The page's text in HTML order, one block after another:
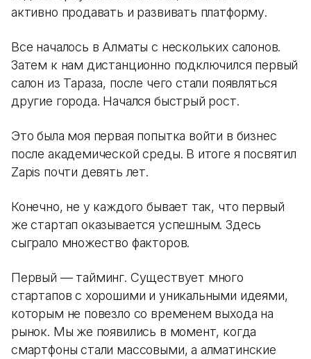
активно продавать и развивать платформу.
Все началось в Алматы с нескольких салонов.
Затем к нам дистанционно подключился первый
салон из Тараза, после чего стали появляться
другие города. Начался быстрый рост.
Это была моя первая попытка войти в бизнес
после академической среды. В итоге я посвятил
Zapis почти девять лет.
Конечно, не у каждого бывает так, что первый
же стартап оказывается успешным. Здесь
сыграло множество факторов.
Первый — тайминг. Существует много
стартапов с хорошими и уникальными идеями,
которым не повезло со временем выхода на
рынок. Мы же появились в момент, когда
смартфоны стали массовыми, а алматинские